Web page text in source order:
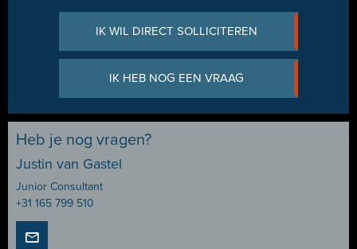
IK WIL DIRECT SOLLICITEREN
IK HEB NOG EEN VRAAG
Heb je nog vragen?
Justin van Gastel
Junior Consultant
+31 165 799 510